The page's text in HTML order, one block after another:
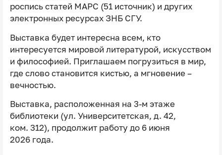
роспись статей МАРС (51 источник) и других
электронных ресурсах ЗНБ СГУ.
Выставка будет интересна всем, кто
интересуется мировой литературой, искусством
и философией. Приглашаем погрузиться в мир,
где слово становится кистью, а мгновение –
вечностью.
Выставка, расположенная на 3-м этаже
библиотеки (ул. Университетская, д. 42,
ком. 312), продолжит работу до 6 июня
2026 года.